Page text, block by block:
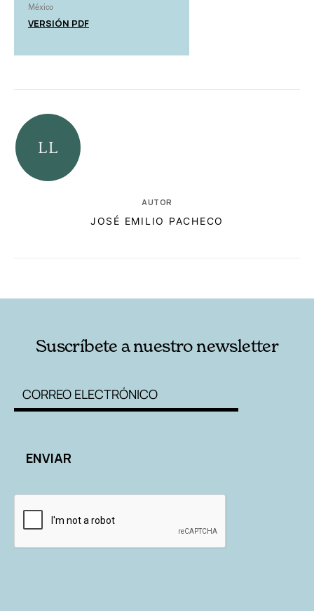
México
VERSIÓN PDF
AUTOR
JOSÉ EMILIO PACHECO
Suscríbete a nuestro newsletter